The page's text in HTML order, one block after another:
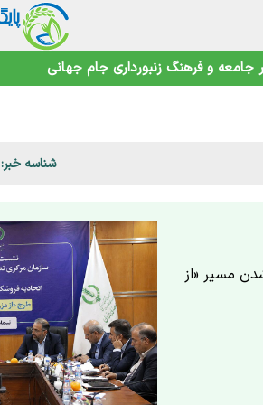
جامعه و فرهنگ زنبورداری جام جهانی
فارس
شناسه خبر: 55890
مسیر «از